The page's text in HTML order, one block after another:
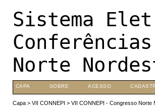
Sistema
Norte
CAPA SOBRE ACESSO
Capa> VII CONNEPI > VII CONNEPI - Congresso Norte